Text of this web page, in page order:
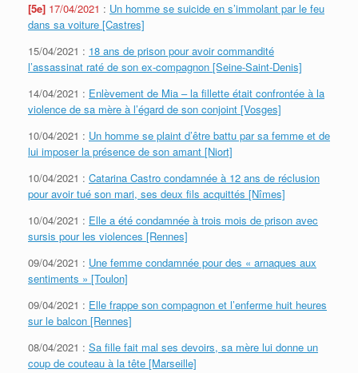
[5e] 17/04/2021 : Un homme se suicide en s’immolant par le feu
dans sa voiture [Castres]
15/04/2021 : 18 ans de prison pour avoir commandité
l’assassinat raté de son ex-compagnon [Seine-Saint-Denis]
14/04/2021 : Enlèvement de Mia – la fillette était confrontée à la
violence de sa mère à l’égard de son conjoint [Vosges]
10/04/2021 : Un homme se plaint d’être battu par sa femme et de
lui imposer la présence de son amant [Niort]
10/04/2021 : Catarina Castro condamnée à 12 ans de réclusion
pour avoir tué son mari, ses deux fils acquittés [Nîmes]
10/04/2021 : Elle a été condamnée à trois mois de prison avec
sursis pour les violences [Rennes]
09/04/2021 : Une femme condamnée pour des « arnaques aux
sentiments » [Toulon]
09/04/2021 : Elle frappe son compagnon et l’enferme huit heures
sur le balcon [Rennes]
08/04/2021 : Sa fille fait mal ses devoirs, sa mère lui donne un
coup de couteau à la tête [Marseille]